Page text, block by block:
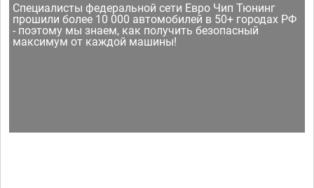
Специалисты федеральной сети Евро Чип Тюнинг
прошили более 10 000 автомобилей в 50+ городах РФ
- поэтому мы знаем, как получить безопасный
максимум от каждой машины!